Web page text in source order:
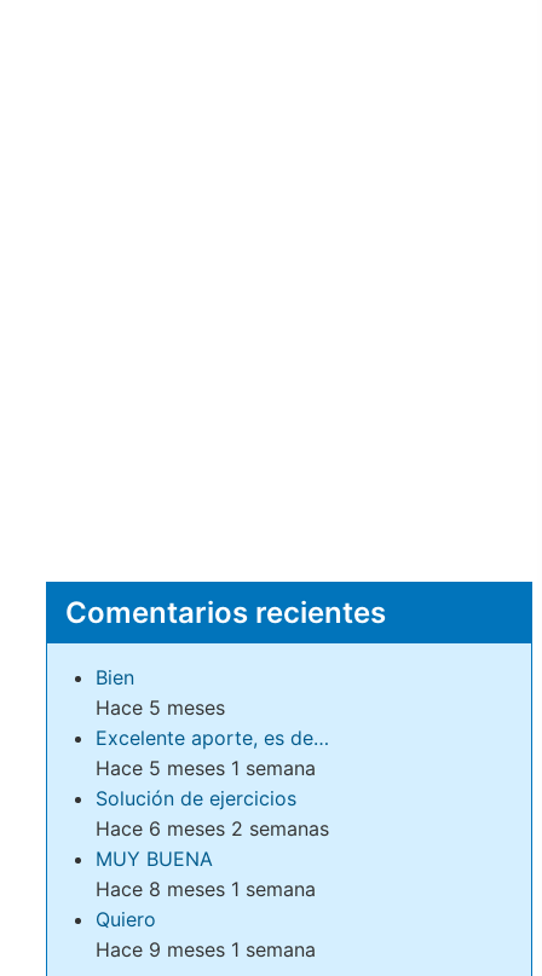
Comentarios recientes
Bien
Hace 5 meses
Excelente aporte, es de…
Hace 5 meses 1 semana
Solución de ejercicios
Hace 6 meses 2 semanas
MUY BUENA
Hace 8 meses 1 semana
Quiero
Hace 9 meses 1 semana